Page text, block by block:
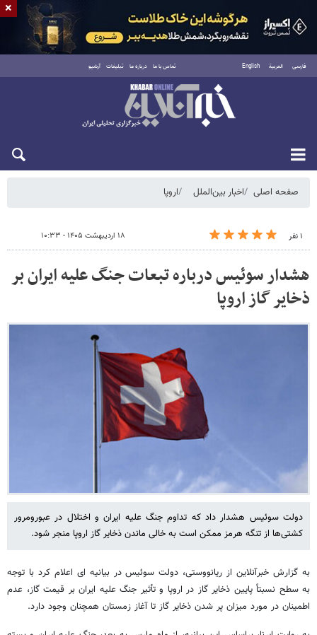
فارسی العربية English تماس با ما درباره ما تبلیغات آرشیو
شنبه ۱۷ مرداد ۱۴۰۵
صفحه اصلی اخبار بین‌الملل اروپا
۱ نفر ۱۸ اردیبهشت ۱۴۰۵ - ۱۰:۳۳
هشدار سوئیس درباره تبعات جنگ علیه ایران بر
ذخایر گاز اروپا
دولت سوئیس هشدار داد که تداوم جنگ علیه ایران و اختلال در عبورومرور
کشتی‌ها از تنگه هرمز ممکن است به خالی ماندن ذخایر گاز اروپا منجر شود.
به گزارش خبرآنلاین از ریانووستی، دولت سوئیس در بیانیه ای اعلام کرد با توجه
به سطح نسبتاً پایین ذخایر گاز در اروپا و تأثیر جنگ علیه ایران بر قیمت گاز، عدم
اطمینان در مورد میزان پر شدن ذخایر گاز تا آغاز زمستان همچنان وجود دارد.
×